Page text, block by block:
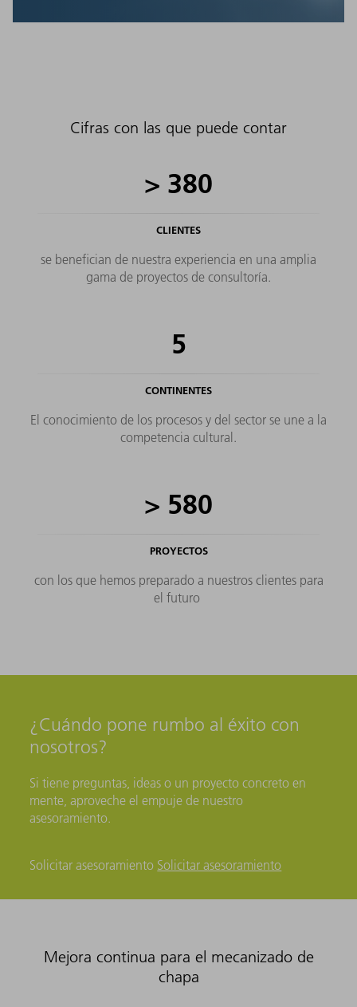
Para que pueda garantizar el avance sostenible de
Cifras con las que puede contar
> 380
CLIENTES
se benefician de nuestra experiencia en una amplia
gama de proyectos de consultoría.
5
CONTINENTES
El conocimiento de los procesos y del sector se une a la
competencia cultural.
> 580
PROYECTOS
con los que hemos preparado a nuestros clientes para
el futuro
¿Cuándo pone rumbo al éxito con
nosotros?
Si tiene preguntas, ideas o un proyecto concreto en
mente, aproveche el empuje de nuestro
asesoramiento.
Solicitar asesoramiento Solicitar asesoramiento
Mejora continua para el mecanizado de
chapa